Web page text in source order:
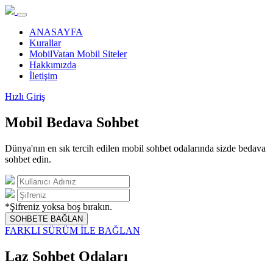
ANASAYFA
Kurallar
MobilVatan Mobil Siteler
Hakkımızda
İletişim
Hızlı Giriş
Mobil Bedava Sohbet
Dünya'nın en sık tercih edilen mobil sohbet odalarında sizde bedava
sohbet edin.
*Şifreniz yoksa boş bırakın.
SOHBETE BAĞLAN
FARKLI SÜRÜM İLE BAĞLAN
Laz Sohbet Odaları